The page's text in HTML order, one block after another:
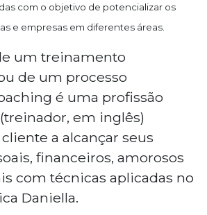
com o objetivo de potencializar os
e empresas em diferentes áreas.
um treinamento
de um processo
é uma profissão
em inglês)
a alcançar seus
financeiros, amorosos
com técnicas aplicadas no
Daniella.